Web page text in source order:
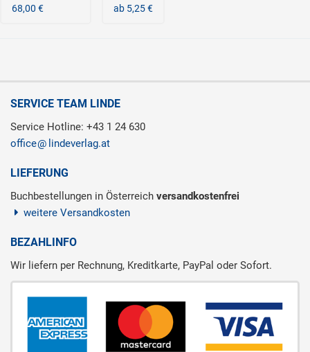
68,00 €
ab 5,25 €
SERVICE TEAM LINDE
Service Hotline: +43 1 24 630
office
lindeverlag.at
LIEFERUNG
Buchbestellungen in Österreich versandkostenfrei
weitere Versandkosten
BEZAHLINFO
Wir liefern per Rechnung, Kreditkarte, PayPal oder Sofort.